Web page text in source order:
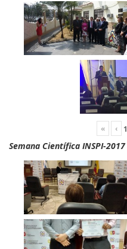
« ‹ 1
Semana Científica INSPI-2017